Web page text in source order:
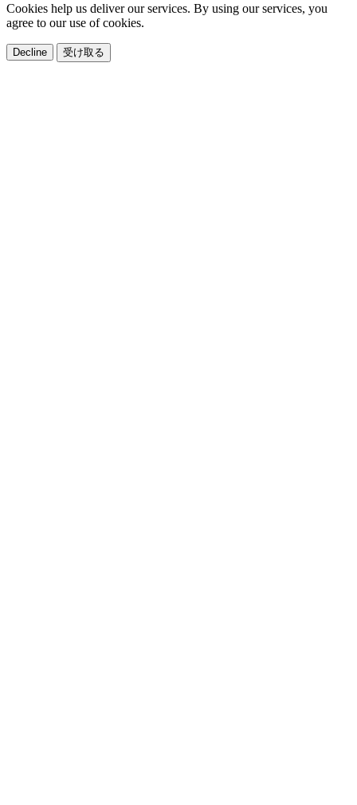
Cookies help us deliver our services. By using our services, you
agree to our use of cookies.
Decline 受け取る